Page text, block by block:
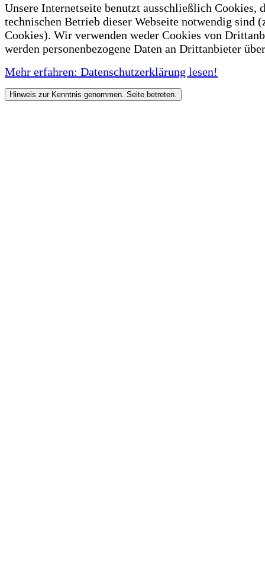
Unsere Internetseite benutzt ausschließlich Cookies,
technischen Betrieb dieser Webseite notwendig sind
Cookies). Wir verwenden weder Cookies von
werden personenbezogene Daten an Drittanbieter
Mehr erfahren: Datenschutzerklärung lesen!
Hinweis zur Kenntnis genommen. Seite betreten.